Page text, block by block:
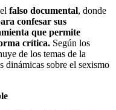
falso documental, donde
confesar sus
que permite
crítica. Según los
de los temas de la
dinámicas sobre el sexismo